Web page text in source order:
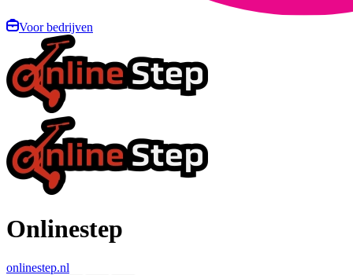
Voor bedrijven
Onlinestep
onlinestep.nl